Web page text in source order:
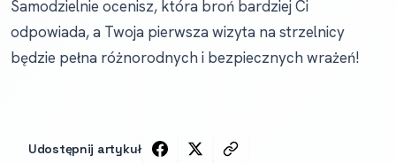
Samodzielnie ocenisz, która broń bardziej Ci
odpowiada, a Twoja pierwsza wizyta na strzelnicy
będzie pełna różnorodnych i bezpiecznych wrażeń!
Udostępnij artykuł